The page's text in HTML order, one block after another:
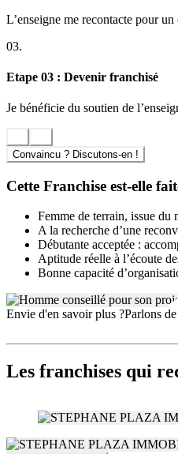
L’enseigne me recontacte pour
03.
Etape 03 : Devenir franchisé
Je bénéficie du soutien de
Convaincu ? Discutons-en !
Cette Franchise est-elle
Femme de terrain, issue du
A la recherche d’une
Débutante acceptée :
Aptitude réelle à l’écoute
Bonne capacité
Envie d'en savoir plus ?Parlons
Les franchises qui